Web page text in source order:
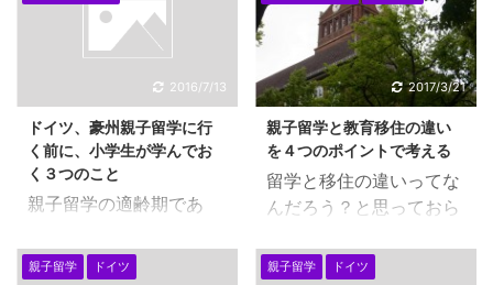
2016/7/13
ドイツ、豪州親子留学に行
く前に、小学生が学んでお
く３つのこと
親子留学の適齢期であ
ごろ、小学３年生くらい
2017/3/21
親子留学と教育移住の違い
を４つのポイントで考える
留学と移住の違いってな
んだろう？と思っておら
す。 海外で勉強するの
親子留学 ドイツ 親子留学 ドイツ